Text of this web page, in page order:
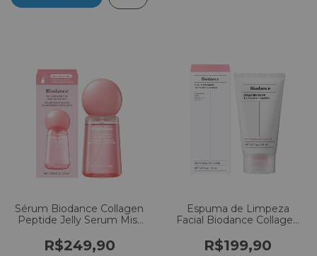
Sérum Biodance Collagen
Peptide Jelly Serum Mist
R$249,90
Espuma de Limpeza
Facial Biodance Collagen
150ml
R$199,90